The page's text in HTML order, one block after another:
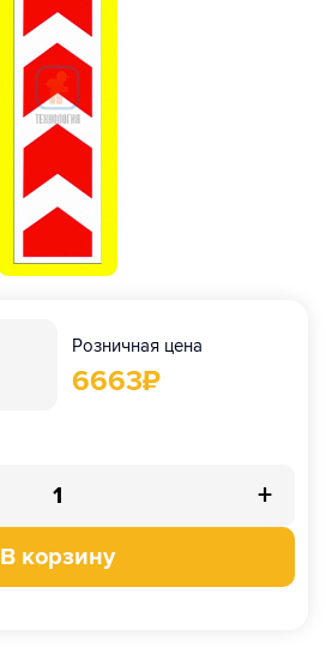
Розничная цена
6663₽
+
В корзину